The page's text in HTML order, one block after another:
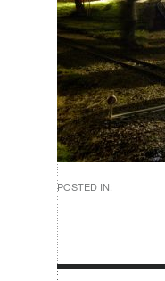
POSTED IN: